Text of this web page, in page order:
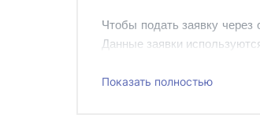
Чтобы подать заявку через
Данные заявки
Наш сотрудник свяжется с
Показать полностью